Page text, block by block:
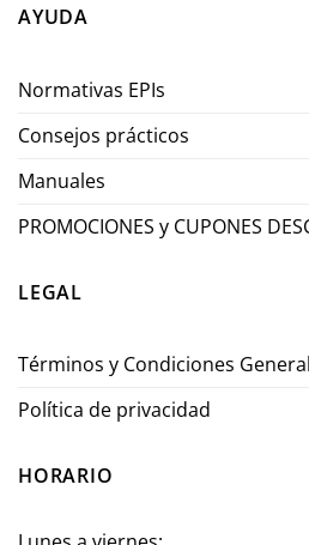
AYUDA
Normativas EPIs
Consejos prácticos
Manuales
PROMOCIONES y CUPONES
LEGAL
Términos y Condiciones
Política de privacidad
HORARIO